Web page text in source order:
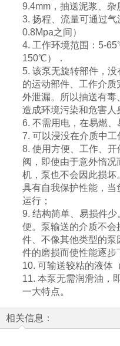
9.4mm ，抽送泥浆、
3.扬程、流量可通过
0.8Mpa之间）
4. 工作环境范围： 5-65
150℃）．
5. 该泵无旋转部件，
的运动部件、工作介
外泄漏。所以抽送有
造成环境污染和危害人
6. 不需用电，在易燃、
7. 可以浸没在介质中工
8. 使用方便、工作、
阀，即使由于意外惰
机，泵也不会因此损坏
具有自我保护性能，
运行；
9. 结构简单、易损件
便。泵输送的介质不
件、不像其他类型的
件的磨损而使性能逐步
10.可输送较粘的液体
11. 本泵无需润滑油，
一大特点。
相关信息：